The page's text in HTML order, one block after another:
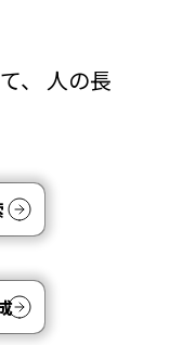
、 人の長